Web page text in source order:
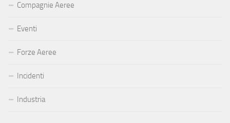
Compagnie Aeree
Eventi
Forze Aeree
Incidenti
Industria